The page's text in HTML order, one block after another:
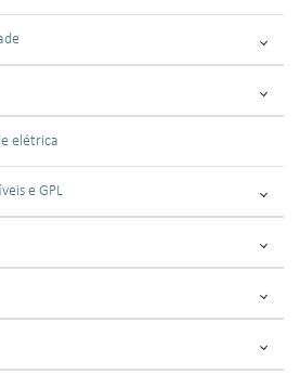
elétrica
e GPL